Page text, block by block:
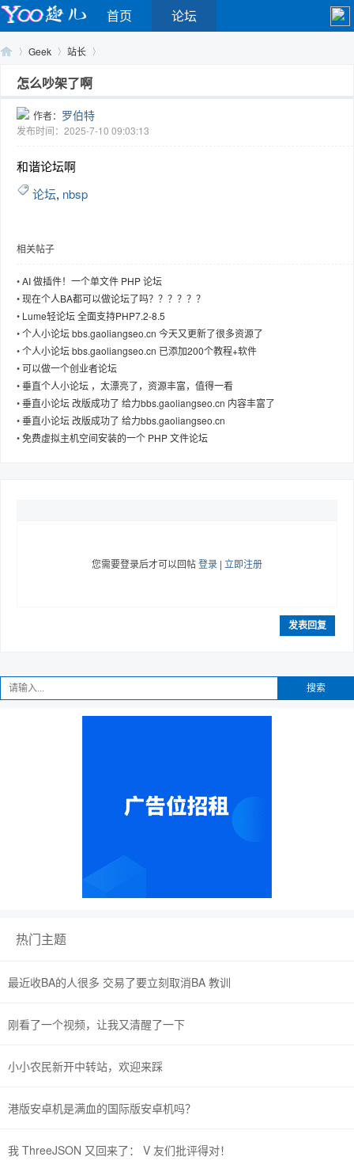
首页 论坛
Geek
›
站长
›
怎么吵架了啊
作者： 罗伯特
发布时间：2025-7-10 09:03:13
和谐论坛啊
论坛, nbsp
相关帖子
•AI 做插件！一个单文件 PHP 论坛
•现在个人BA都可以做论坛了吗？？？？？？
• Lume轻论坛 全面支持PHP7.2-8.5
•个人小论坛 bbs.gaoliangseo.cn 今天又更新了很多资源了
•个人小论坛 bbs.gaoliangseo.cn 已添加200个教程+软件
•可以做一个创业者论坛
•垂直个人小论坛 ，太漂亮了，资源丰富，值得一看
•垂直小论坛 改版成功了 给力bbs.gaoliangseo.cn 内容丰富了
•垂直小论坛 改版成功了 给力bbs.gaoliangseo.cn
•免费虚拟主机空间安装的一个 PHP 文件论坛
您需要登录后才可以回帖登录 | 立即注册
发表回复
搜索
热门主题
最近收BA的人很多 交易了要立刻取消BA 教训
刚看了一个视频，让我又清醒了一下
小小农民新开中转站，欢迎来踩
港版安卓机是满血的国际版安卓机吗？
我 ThreeJSON 又回来了： V 友们批评得对！